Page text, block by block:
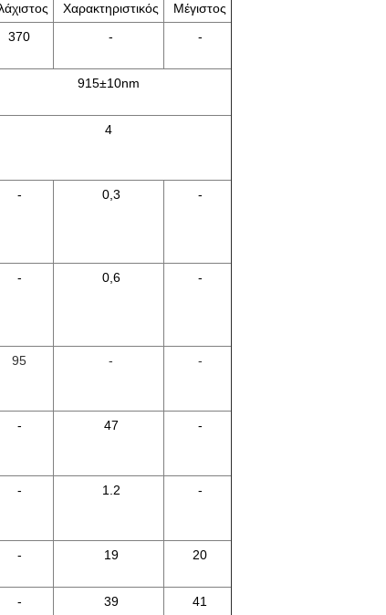
Χαρακτηριστικός
Μέγιστος
370 - -
915±10nm
4
- 0,3 -
- 0,6 -
95 - -
- 47 -
- 1.2 -
- 19 20
- 39 41